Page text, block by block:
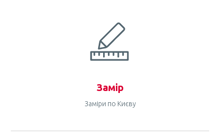
Замір
Заміри по Києву